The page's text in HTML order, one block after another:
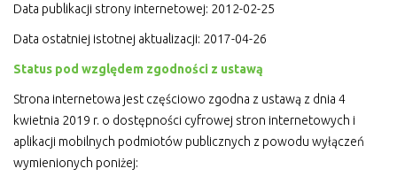
Data publikacji strony internetowej: 2012-02-25
Data ostatniej istotnej aktualizacji: 2017-04-26
Status pod względem zgodności z ustawą
Strona internetowa jest częściowo zgodna z ustawą z dnia 4
kwietnia 2019 r. o dostępności cyfrowej stron internetowych i
aplikacji mobilnych podmiotów publicznych z powodu wyłączeń
wymienionych poniżej: